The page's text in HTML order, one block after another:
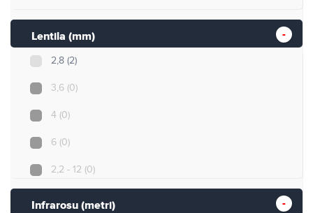
Lentila (mm)
2,8 (2)
3,6 (0)
4 (0)
6 (0)
2,2 - 12 (0)
Infrarosu (metri)